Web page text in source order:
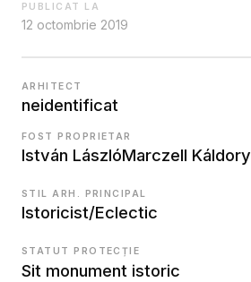
PUBLICAT LA
12 octombrie 2019
ARHITECT
neidentificat
FOST PROPRIETAR
István LászlóMarczell Káldory
STIL ARH. PRINCIPAL
Istoricist/Eclectic
STATUT PROTECȚIE
Sit monument istoric